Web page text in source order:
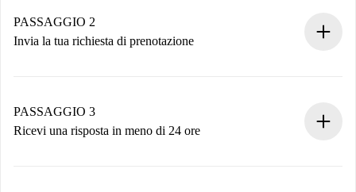
Hai tutte le informazioni necessarie in anticipo.
PASSAGGIO 2
Invia la tua richiesta di prenotazione
non accetta.
PASSAGGIO 3
Ricevi una risposta in meno di 24 ore